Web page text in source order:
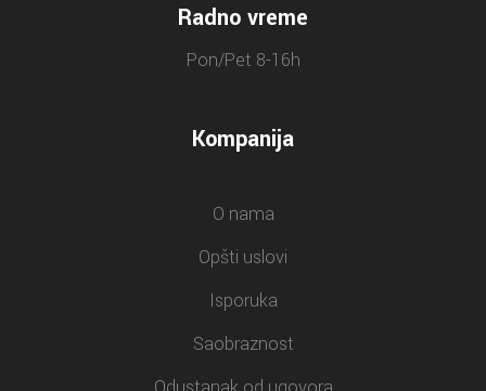
Radno vreme
Pon/Pet 8-16h
Kompanija
O nama
Opšti uslovi
Isporuka
Saobraznost